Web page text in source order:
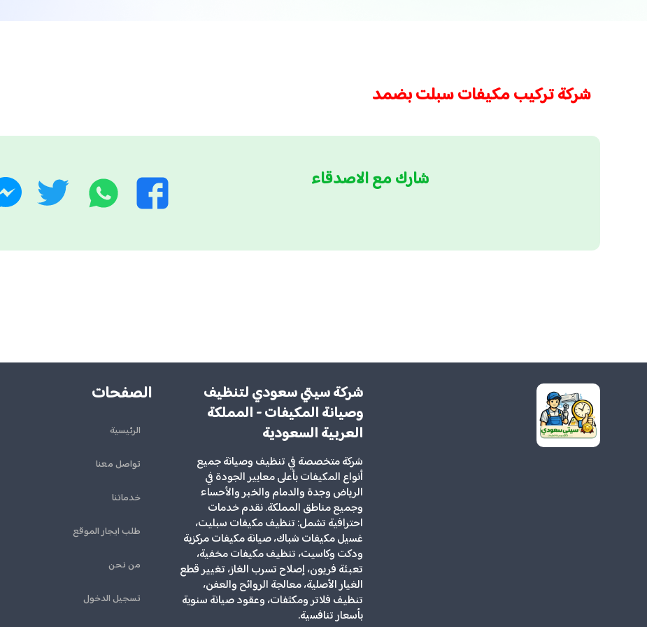
شركة تركيب مكيفات سبلت بضمد
شارك مع الاصدقاء فيسبوك واتساب تويتر
شركة سيتي سعودي لتنظيف
وصيانة المكيفات - المملكة
العربية السعودية
شركة متخصصة في تنظيف وصيانة جميع
أنواع المكيفات بأعلى معايير الجودة في
الرياض وجدة والدمام والخبر والأحساء
وجميع مناطق المملكة. نقدم خدمات
احترافية تشمل: تنظيف مكيفات سبليت،
غسيل مكيفات شباك، صيانة مكيفات مركزية
ودكت وكاسيت، تنظيف مكيفات مخفية،
تعبئة فريون، إصلاح تسرب الغاز، تغيير قطع
الغيار الأصلية، معالجة الروائح والعفن،
تنظيف فلاتر ومكثفات، وعقود صيانة سنوية
بأسعار تنافسية.
الصفحات
الرئيسية
تواصل معنا
خدماتنا
طلب ايجار الموقع
من نحن
تسجيل الدخول